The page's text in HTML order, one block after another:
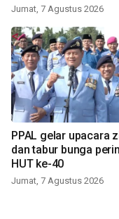
Jumat, 7 Agustus 2026
PPAL gelar upacara
dan tabur bunga
HUT ke-40
Jumat, 7 Agustus 2026